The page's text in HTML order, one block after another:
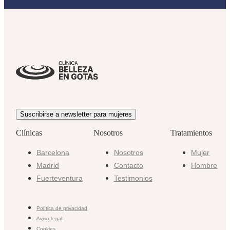
Suscribirse a newsletter para mujeres
Clínicas
Barcelona
Madrid
Fuerteventura
Nosotros
Nosotros
Contacto
Testimonios
Tratamientos
Mujer
Hombre
Política de privacidad
Aviso legal
Cookies